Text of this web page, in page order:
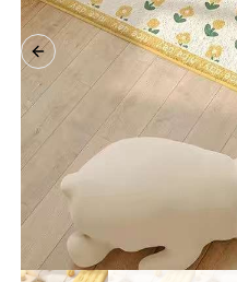
Previous slide